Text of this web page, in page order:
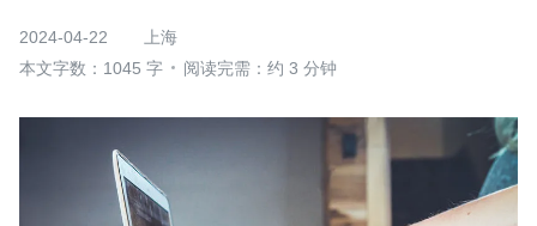
2024-04-22
上海
本文字数：1045 字
阅读完需：约 3 分钟